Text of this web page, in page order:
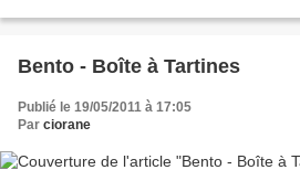
Bento - Boîte à Tartines
Publié le 19/05/2011 à 17:05
Par ciorane